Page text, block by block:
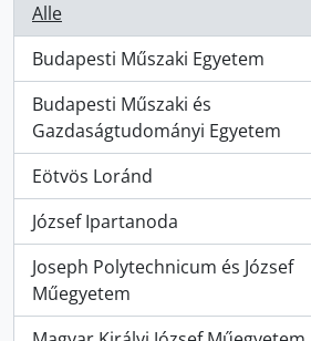
Alle
Budapesti Műszaki Egyetem
, 4 Ergebnisse
Budapesti Műszaki és
Gazdaságtudományi Egyetem
, 2 Ergebnisse
Eötvös Loránd
, 1 Ergebnisse
József Ipartanoda
, 1 Ergebnisse
Joseph Polytechnicum és József
Műegyetem
, 1 Ergebnisse